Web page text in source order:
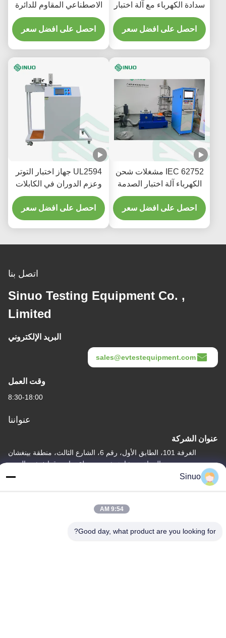
سدادة الكهرباء مع آلة اختبار
القبول
احصل على افضل سعر
الاصطناعي المقاوم للدائرة
القصيرة IEC 62196-1
متوافق مع اختبار EV
احصل على افضل سعر
IEC 62752 مشغلات شحن
الكهرباء آلة اختبار الصدمة
الاهتزاز الكهرومغناطيسي
احصل على افضل سعر
UL2594 جهاز اختبار التوتر
وعزم الدوران في الكابلات
لمقابس المركبات
احصل على افضل سعر
اتصل بنا
Sinuo Testing Equipment Co. ,
Limited
البريد الإلكتروني
sales@evtestequipment.com
وقت العمل
8:30-18:00
عنواننا
عنوان الشركة
الغرفة 101، الطابق الأول، رقم 6، الشارع الثالث، منطقة بينغشان
الصناعية، شارع شيبي، منطقة بانيو، قوانغتشو، الصين
عنوان المصنع
الصناعية، شارع شيبي، منطقة بانيو، قوانغتشو، الصين
هاتف
Sinuo
9:54 AM
Good day, what product are you looking for?